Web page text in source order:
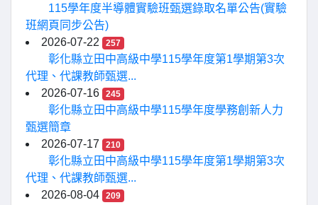
115學年度半導體實驗班甄選錄取名單公告(實驗
班網頁同步公告)
2026-07-22
257
彰化縣立田中高級中學115學年度第1學期第3次
代理、代課教師甄選...
2026-07-16
245
彰化縣立田中高級中學115學年度學務創新人力
甄選簡章
2026-07-17
210
彰化縣立田中高級中學115學年度第1學期第3次
代理、代課教師甄選...
2026-08-04
209